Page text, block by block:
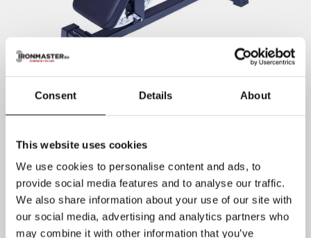
Consent Details About
This website uses cookies
We use cookies to personalise content and ads, to
provide social media features and to analyse our traffic.
We also share information about your use of our site with
our social media, advertising and analytics partners who
may combine it with other information that you’ve